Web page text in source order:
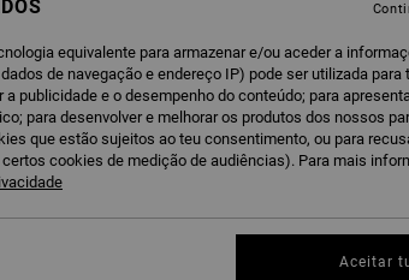
OFERTAS
CORTerra
equivalente para armazenar e/ou aceder a
de navegação e endereço IP) pode ser utilizada para
publicidade e o desempenho do conteúdo; para
para desenvolver e melhorar os produtos dos nossos
que estão sujeitos ao teu consentimento, ou para
cookies de medição de audiências). Para mais
Aceitar